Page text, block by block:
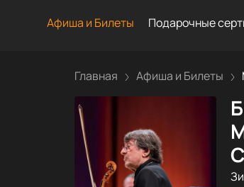
Афиша и Билеты Подарочные
Главная Афиша и Билеты